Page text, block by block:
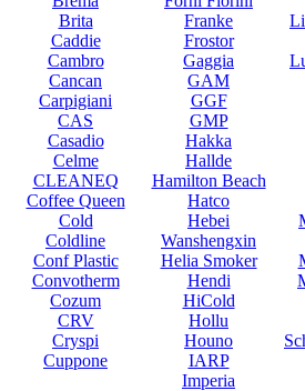
Brita
Caddie
Cambro
Cancan
Carpigiani
CAS
Casadio
Celme
CLEANEQ
Coffee Queen
Cold
Coldline
Conf Plastic
Convotherm
Cozum
CRV
Cryspi
Cuppone
Franke
Frostor
Gaggia
GAM
GGF
GMP
Hakka
Hallde
Hamilton Beach
Hatco
Hebei
Wanshengxin
Helia Smoker
Hendi
HiCold
Hollu
Houno
IARP
Imperia